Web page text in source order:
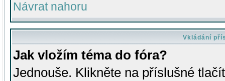
Návrat nahoru
Vkládání
Jak vložím téma do fóra?
Jednouše. Klikněte na příslušné